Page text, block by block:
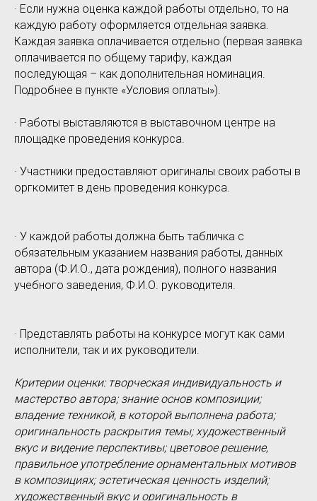
· Если нужна оценка каждой работы отдельно, то на
каждую работу оформляется отдельная заявка.
Каждая заявка оплачивается отдельно (первая заявка
оплачивается по общему тарифу, каждая
последующая – как дополнительная номинация.
Подробнее в пункте «Условия оплаты»).
· Работы выставляются в выставочном центре на
площадке проведения конкурса.
· Участники предоставляют оригиналы своих работы в
оргкомитет в день проведения конкурса.
· У каждой работы должна быть табличка с
обязательным указанием названия работы, данных
автора (Ф.И.О., дата рождения), полного названия
учебного заведения, Ф.И.О. руководителя.
· Представлять работы на конкурсе могут как сами
исполнители, так и их руководители.
Критерии оценки: творческая индивидуальность и
мастерство автора; знание основ композиции;
владение техникой, в которой выполнена работа;
оригинальность раскрытия темы; художественный
вкус и видение перспективы; цветовое решение,
правильное употребление орнаментальных мотивов
в композициях; эстетическая ценность изделий;
художественный вкус и оригинальность в